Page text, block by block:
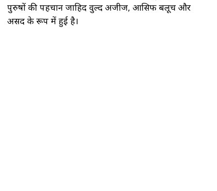
पुरुषों की पहचान जाहिद वुल्द अजीज, आसिफ बलूच और
असद के रूप में हुई है।